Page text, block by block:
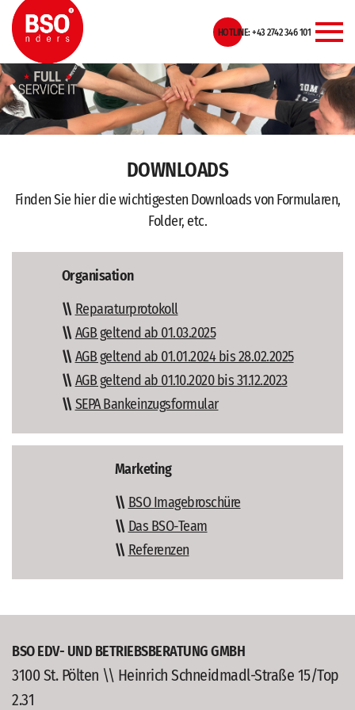
Seitenbereiche:
Zum
Inhalt
Zur
Hauptnavigation
Zur
Footernavigation
HOTLINE: +43 2742 346 101 MENÜ
DOWNLOADS
Finden Sie hier die wichtigesten Downloads von Formularen,
Folder, etc.
Organisation
Reparaturprotokoll
AGB geltend ab 01.03.2025
AGB geltend ab 01.01.2024 bis 28.02.2025
AGB geltend ab 01.10.2020 bis 31.12.2023
SEPA Bankeinzugsformular
Marketing
BSO Imagebroschüre
Das BSO-Team
Referenzen
BSO EDV- UND BETRIEBSBERATUNG GMBH
3100 St. Pölten \\ Heinrich Schneidmadl-Straße 15/Top
2.31